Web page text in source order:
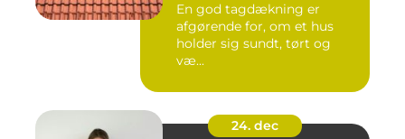
En god tagdækning er
afgørende for, om et hus
holder sig sundt, tørt og
væ...
24. dec